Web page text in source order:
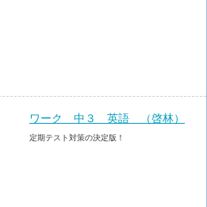
ワーク 中３ 英語 （啓林）
定期テスト対策の決定版！